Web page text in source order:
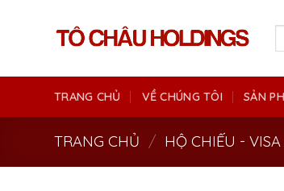
TRANG CHỦ VỀ CHÚNG TÔI SẢN
TRANG CHỦ / HỘ CHIẾU - VISA